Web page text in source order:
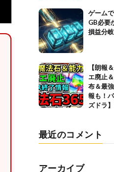
ゲーム
GB必要
損益分
【朗報
エ廃止
布＆最
報も！
ズドラ】
最近のコメント
アーカイブ